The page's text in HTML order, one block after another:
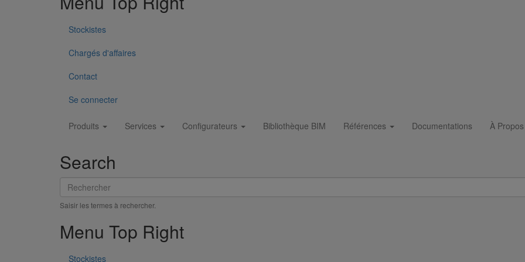
Stockistes
Chargés d'affaires
Contact
Se connecter
Main
Produits Services Configurateurs Bibliothèque BIM Références Documentations À Propos
Search
Rechercher
Saisir les termes à rechercher.
Menu Top Right
Stockistes
Menu Footer 1
Stockistes
Menu Footer 2
Contact